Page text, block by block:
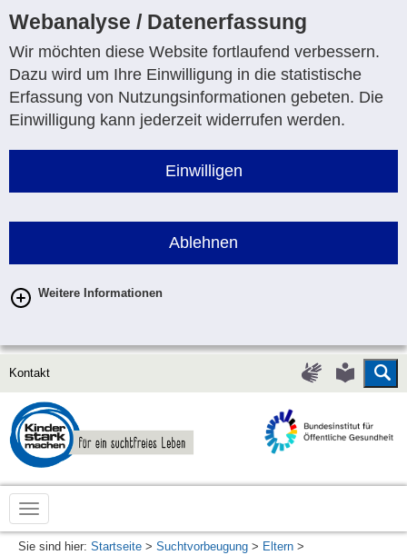
Webanalyse / Datenerfassung
Wir möchten diese Website fortlaufend verbessern.
Dazu wird um Ihre Einwilligung in die statistische
Erfassung von Nutzungsinformationen gebeten. Die
Einwilligung kann jederzeit widerrufen werden.
Einwilligen
Ablehnen
Weitere Informationen
Leichte
Sprache
Kontakt
zur
Startseite
www.kinderstarkmachen.de
Sie sind hier: Startseite > Suchtvorbeugung > Eltern >